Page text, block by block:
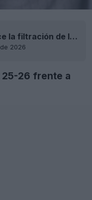
Se produce la filtración de la camiseta visitante del Wolfsburgo 26-27
2026
25-26 frente a